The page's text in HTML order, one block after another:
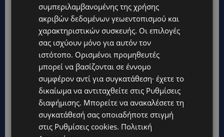
Topics
UPDATES
ΤΑΣΟΣ ΧΑΤΖΗΓΙΟΒΑΝΗΣ: Η συγκλονιστική ιστορία του
12χρονου Δημήτρη και η δωρεά των 12.500 ευρώ που του
έδωσε ελπίδα
συμπεριλαμβανομένης της χρήσης
ακριβών δεδομένων γεωεντοπισμού και
χαρακτηριστικών συσκευής. Οι επιλογές
σας ισχύουν μόνο για αυτόν τον
ιστότοπο. Ορισμένοι προμηθευτές
μπορεί να βασίζονται σε έννομο
συμφέρον αντί για συγκατάθεση· έχετε το
δικαίωμα να αντιταχθείτε στις Ρυθμίσεις
διαφήμισης. Μπορείτε να ανακαλέσετε τη
συγκατάθεσή σας οποιαδήποτε στιγμή
στις Ρυθμίσεις cookies. Πολιτική